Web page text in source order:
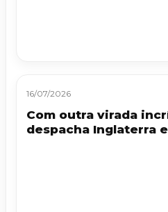
16/07/2026
Com outra virada
despacha Inglaterra